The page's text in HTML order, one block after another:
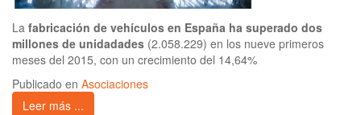
La fabricación de vehículos en España ha superado dos
millones de unidadades (2.058.229) en los nueve primeros
meses del 2015, con un crecimiento del 14,64%
Publicado en Asociaciones
Leer más ...